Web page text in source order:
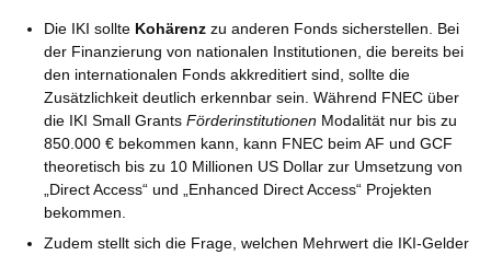
Die IKI sollte Kohärenzzu anderen Fonds sicherstellen. Bei
der Finanzierung von nationalen Institutionen, die bereits bei
den internationalen Fonds akkreditiert sind, sollte die
Zusätzlichkeit deutlich erkennbar sein. Während FNEC über
die IKI Small Grants FörderinstitutionenModalität nur bis zu
850.000 € bekommen kann, kann FNEC beim AF und GCF
theoretisch bis zu 10 Millionen US Dollar zur Umsetzung von
„Direct Access“ und „Enhanced Direct Access“ Projekten
bekommen.
Zudem stellt sich die Frage, welchen Mehrwert die IKI-Gelder